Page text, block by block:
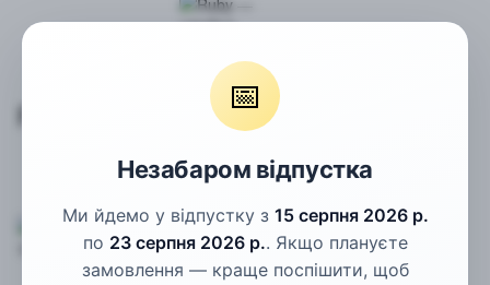
📅
Незабаром відпустка
Ми йдемо у відпустку з 15 серпня 2026 р.
по 23 серпня 2026 р.. Якщо плануєте
замовлення — краще поспішити, щоб
Pop It
За популярністю